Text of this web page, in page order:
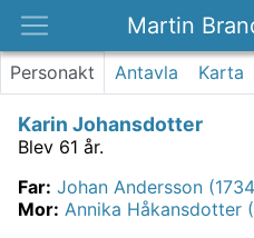
Martin
Platser
Om
Kontakt
Personakt Antavla Karta
Karin Johansdotter
Blev 61 år.
Far: Johan Andersson
Mor: Annika Håkansdotter